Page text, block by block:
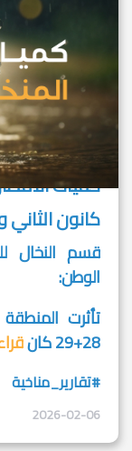
كانون الثاني و 3 شباط
قسم النخال
الوطن:
تأثرت
28+29 كان
#تقارير_مناخية
2026-02-06